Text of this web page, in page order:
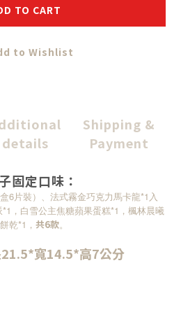
TO CART
to Wishlist
details
Shipping &
Payment
固定口味：
6片裝）、法式霧金巧克力馬卡龍*1 入
*1 ，白雪公主焦糖蘋果蛋糕*1 ，楓林晨曦
乾*1 ， 共6款。
寬14.5*高7公分